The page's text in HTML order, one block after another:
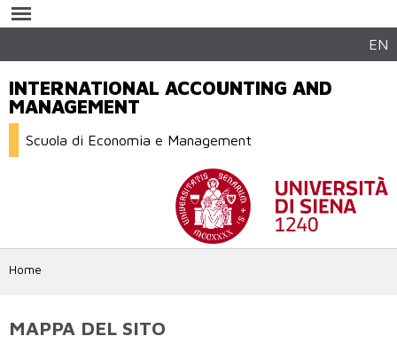
contenuto
EN
INTERNATIONAL ACCOUNTING AND
MANAGEMENT
Scuola di Economia e Management
Home
MAPPA DEL SITO